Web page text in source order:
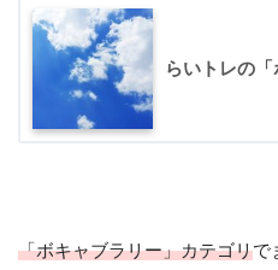
らいトレの
「ボキャブラリー」カテゴリで